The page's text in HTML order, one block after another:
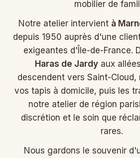
mobilier de
Notre atelier intervient à
depuis 1950 auprès d'une
exigeantes d'Île-de-France.
Haras de Jardyaux
descendent vers Saint-Cloud,
vos tapis à domicile, puis les
notre atelier de région
discrétion et le soin que
rares.
Nous gardons le souvenir